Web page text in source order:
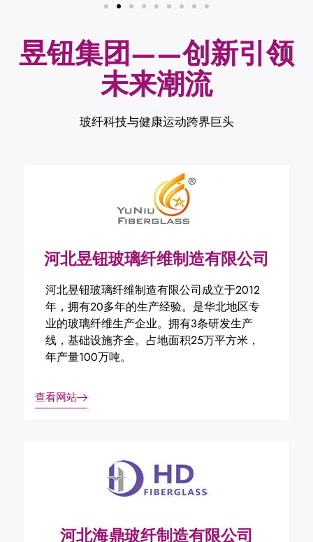
昱钮集团——创新引领
未来潮流
玻纤科技与健康运动跨界巨头
河北昱钮玻璃纤维制造有限公司
河北昱钮玻璃纤维制造有限公司成立于2012
年，拥有20多年的生产经验。 是华北地区专
业的玻璃纤维生产企业。 拥有3条研发生产
线，基础设施齐全。 占地面积25万平方米，
年产量100万吨。
查看网站
河北海鼎玻纤制造有限公司